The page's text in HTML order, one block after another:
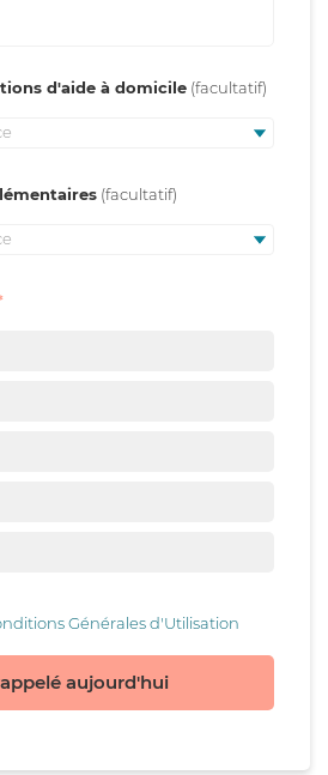
d'aide à domicile
Générales d'Utilisation
aujourd'hui